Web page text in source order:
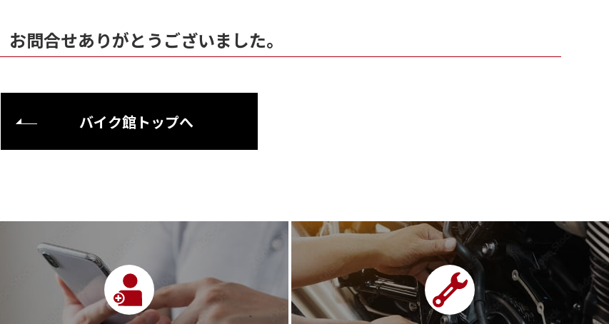
問合せありがとうございました。
バイク館トップへ